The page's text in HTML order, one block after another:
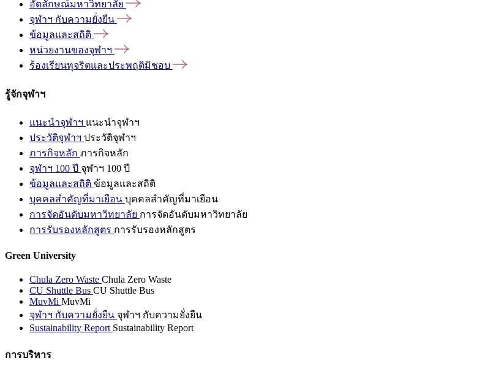
อัตลักษณ์มหาวิทยาลัย
จุฬาฯ กับความยั่งยืน
ข้อมูลและสถิติ
หน่วยงานของจุฬาฯ
ร้องเรียนทุจริตและประพฤติมิชอบ
รู้จักจุฬาฯ
แนะนำจุฬาฯ แนะนำจุฬาฯ
ประวัติจุฬาฯ ประวัติจุฬาฯ
ภารกิจหลัก ภารกิจหลัก
จุฬาฯ 100 ปี จุฬาฯ 100 ปี
ข้อมูลและสถิติ ข้อมูลและสถิติ
บุคคลสำคัญที่มาเยือน บุคคลสำคัญที่มาเยือน
การจัดอันดับมหาวิทยาลัย การจัดอันดับมหาวิทยาลัย
การรับรองหลักสูตร การรับรองหลักสูตร
Green University
Chula Zero Waste Chula Zero Waste
CU Shuttle Bus CU Shuttle Bus
MuvMi MuvMi
จุฬาฯ กับความยั่งยืน จุฬาฯ กับความยั่งยืน
Sustainability Report Sustainability Report
การบริหาร